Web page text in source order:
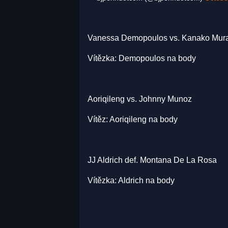
Vanessa Demopoulos vs. Kanako
Vítězka: Demopoulos na body
Aoriqileng vs. Johnny Munoz
Vítěz: Aoriqileng na body
JJ Aldrich def. Montana De La Rosa
Vítězka: Aldrich na body